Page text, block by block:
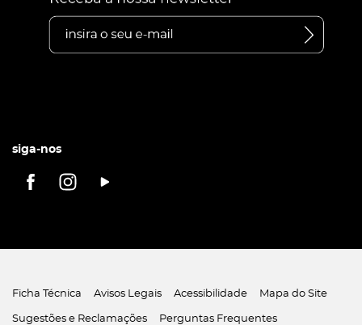
siga-nos
Ficha Técnica Avisos Legais Acessibilidade Mapa do Site
Sugestões e Reclamações Perguntas Frequentes